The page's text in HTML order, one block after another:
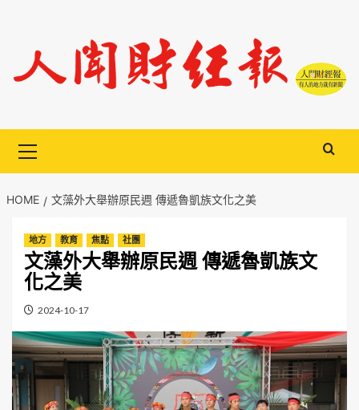
content
Menu
HOME 文藻外大舉辦原民週 傳遞魯凱族文化之美
地方 教育 焦點 社團
文藻外大舉辦原民週 傳遞魯凱族文
化之美
2024-10-17